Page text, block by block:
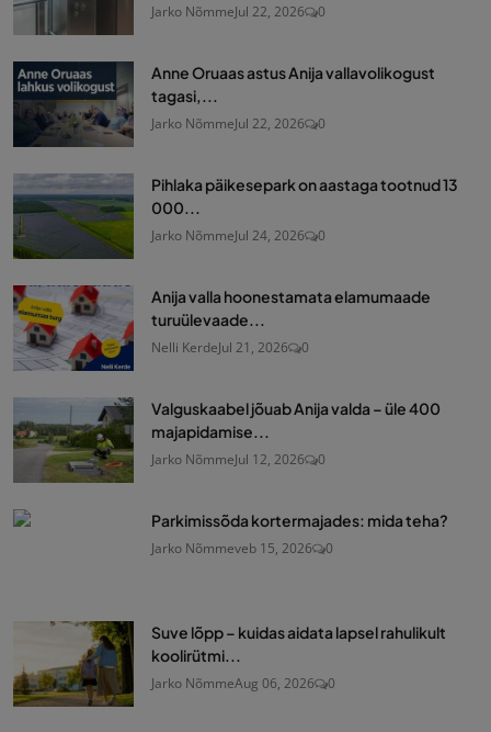
Jarko NõmmeJul 22, 2026 0
Anne Oruaas astus Anija vallavolikogust
tagasi,...
Jarko NõmmeJul 22, 2026 0
Pihlaka päikesepark on aastaga tootnud 13
000...
Jarko NõmmeJul 24, 2026 0
Anija valla hoonestamata elamumaade
turuülevaade...
Nelli KerdeJul 21, 2026 0
Valguskaabel jõuab Anija valda – üle 400
majapidamise...
Jarko NõmmeJul 12, 2026 0
Parkimissõda kortermajades: mida teha?
Jarko Nõmmeveb 15, 2026 0
Suve lõpp – kuidas aidata lapsel rahulikult
koolirütmi...
Jarko NõmmeAug 06, 2026 0